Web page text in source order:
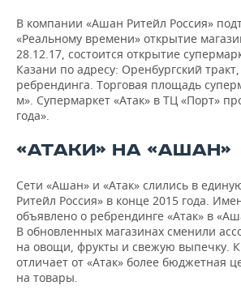
В компании «Ашан Ритейл Россия»
«Реальному времени» открытие
28.12.17, состоится открытие
Казани по адресу: Оренбургский
ребрендинга. Торговая площадь
м». Супермаркет «Атак» в ТЦ «Порт»
года».
«АТАКИ» НА «АШАН»
Сети «Ашан» и «Атак» слились в
Ритейл Россия» в конце 2015 года.
объявлено о ребрендинге «Атак» в
В обновленных магазинах сменили
на овощи, фрукты и свежую выпечку.
отличает от «Атак» более бюджетная
на товары.